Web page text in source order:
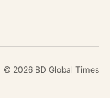
© 2026 BD Global Times